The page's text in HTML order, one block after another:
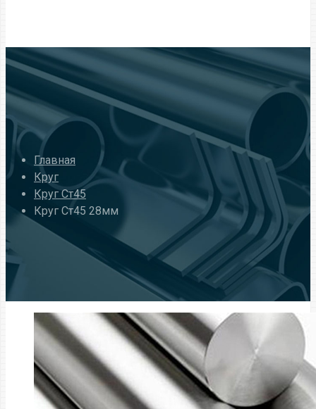
Главная
Круг
Круг Ст45
Круг Ст45 28мм